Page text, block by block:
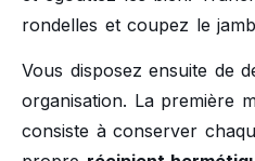
rondelles et coupez le
Vous disposez ensuite de
organisation. La première
consiste à conserver